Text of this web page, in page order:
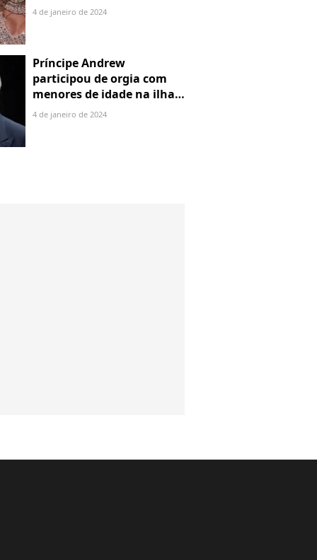
4 de janeiro de 2024
Príncipe Andrew
participou de orgia com
menores de idade na ilha
de Jeffrey Epstein, chefe de
4 de janeiro de 2024